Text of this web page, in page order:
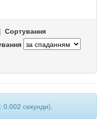
| Сортування
0.002 секунди).